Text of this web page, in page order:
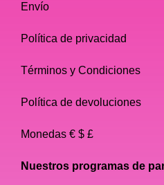
Envío
Política de privacidad
Términos y Condiciones
Política de devoluciones
Monedas € $ £
Nuestros programas de